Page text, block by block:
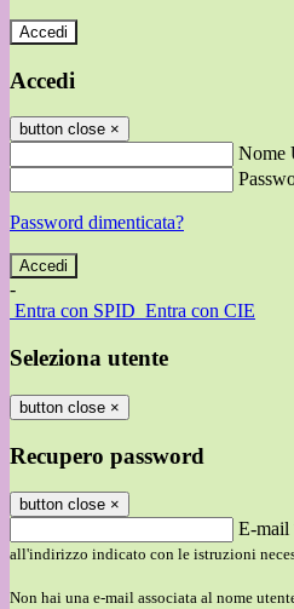
Accedi
Accedi
button close ×
Nome
Password dimenticata?
-
Entra con SPID Entra con CIE
Seleziona utente
button close ×
Recupero password
button close ×
E-mail
all'indirizzo indicato con le istruzioni
Non hai una e-mail associata al nome